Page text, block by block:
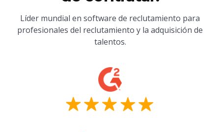
Líder mundial en software de reclutamiento para
profesionales del reclutamiento y la adquisición de
talentos.